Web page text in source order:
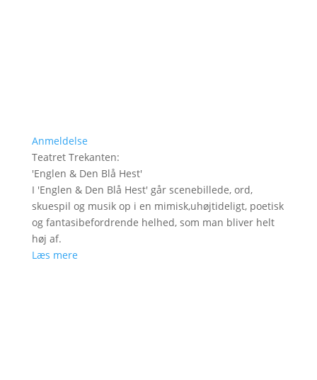
Anmeldelse
Teatret Trekanten:
'Englen & Den Blå Hest'
I 'Englen & Den Blå Hest' går scenebillede, ord,
skuespil og musik op i en mimisk,uhøjtideligt, poetisk
og fantasibefordrende helhed, som man bliver helt
høj af.
Læs mere